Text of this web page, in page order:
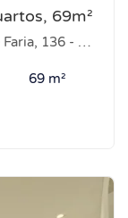
69m²
Parnamirim-RN
69 m²